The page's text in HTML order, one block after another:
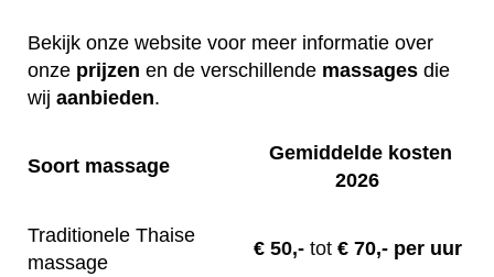
Bekijk onze website voor meer informatie over
onze prijzen en de verschillende massages die
wij aanbieden.
Soort massage
Gemiddelde kosten
2026
Traditionele Thaise
massage
€ 50,- tot € 70,- per uur